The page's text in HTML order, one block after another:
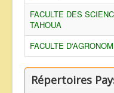
FACULTE DES
TAHOUA
FACULTE
Répertoires